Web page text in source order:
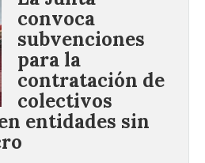
convoca
subvenciones
para la
contratación de
colectivos
entidades sin